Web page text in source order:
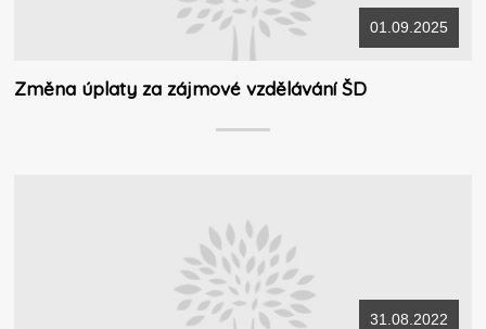
01.09.2025
Změna úplaty za zájmové vzdělávání ŠD
31.08.2022